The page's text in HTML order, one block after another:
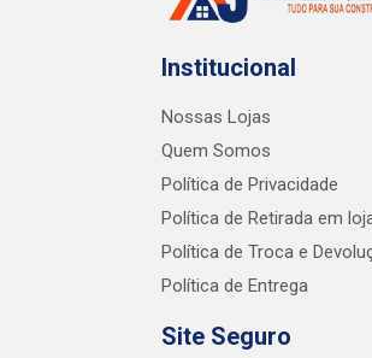
Institucional
Nossas Lojas
Quem Somos
Política de Privacidade
Política de Retirada em
Política de Troca e
Política de Entrega
Site Seguro